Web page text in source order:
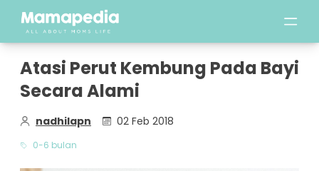
Atasi Perut Kembung Pada Bayi
Secara Alami
nadhilapn 02 Feb 2018
0-6 bulan